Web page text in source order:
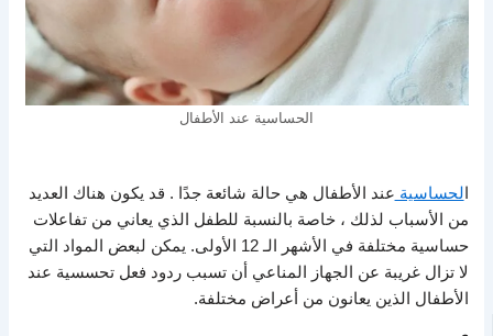
الحساسية عند الأطفال
لحساسية عند الأطفال هي حالة شائعة جدًا . قد يكون هناك العديد
من الأسباب لذلك ، خاصة بالنسبة للطفل الذي يعاني من تفاعلات
حساسية مختلفة في الأشهر الـ 12 الأولى. يمكن لبعض المواد التي
لا تزال غريبة عن الجهاز المناعي أن تسبب ردود فعل تحسسية عند
الأطفال الذين يعانون من أعراض مختلفة.